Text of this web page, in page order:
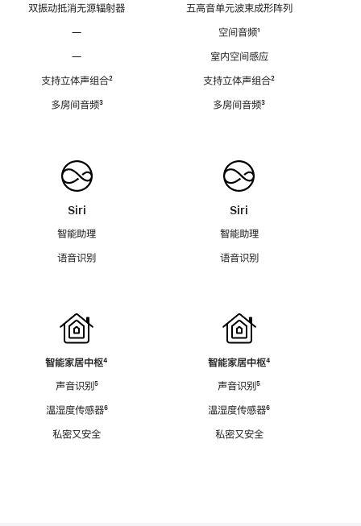
双振动抵消无源辐射器
—
—
支持立体声组合脚
²
多房间音频脚
³
Siri
智能助理
语音识别
智能家居中枢脚
⁴
声音识别脚
⁵
温湿度传感器脚
⁶
私密又安全
五高音单元波束成形阵列
空间音频脚
¹
室内空间感应
支持立体声组合脚
²
多房间音频脚
³
Siri
智能助理
语音识别
智能家居中枢脚
⁴
声音识别脚
⁵
温湿度传感器脚
⁶
私密又安全